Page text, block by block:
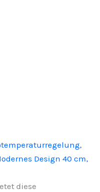
Design 40 cm,
diese